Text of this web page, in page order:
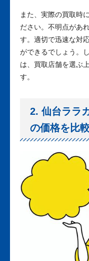
また、実際の買取時
ださい。不明点があ
す。適切で迅速な対
ができるでしょう。
は、買取店舗を選ぶ
す。
2. 仙台ララ
の価格を比